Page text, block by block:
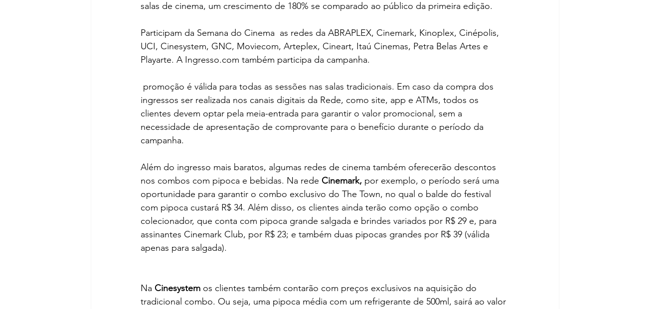
salas de cinema, um crescimento de 180% se comparado ao público da primeira edição.
Participam da Semana do Cinema  as redes da ABRAPLEX, Cinemark, Kinoplex, Cinépolis,
UCI, Cinesystem, GNC, Moviecom, Arteplex, Cineart, Itaú Cinemas, Petra Belas Artes e
Playarte. A Ingresso.com também participa da campanha.
ingressos ser realizada nos canais digitais da Rede, como site, app e ATMs, todos os
clientes devem optar pela meia-entrada para garantir o valor promocional, sem a
necessidade de apresentação de comprovante para o benefício durante o período da
campanha.
Além do ingresso mais baratos, algumas redes de cinema também oferecerão descontos
nos combos com pipoca e bebidas. Na rede Cinemark, por exemplo, o período será uma
oportunidade para garantir o combo exclusivo do The Town, no qual o balde do festival
com pipoca custará R$ 34. Além disso, os clientes ainda terão como opção o combo
colecionador, que conta com pipoca grande salgada e brindes variados por R$ 29 e, para
assinantes Cinemark Club, por R$ 23; e também duas pipocas grandes por R$ 39 (válida
apenas para salgada).
Na Cinesystem os clientes também contarão com preços exclusivos na aquisição do
tradicional combo. Ou seja, uma pipoca média com um refrigerante de 500ml, sairá ao valor